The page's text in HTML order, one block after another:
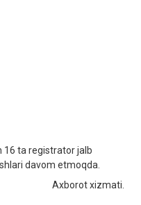
16 ta registrator jalb
davom etmoqda.
Axborot xizmati.